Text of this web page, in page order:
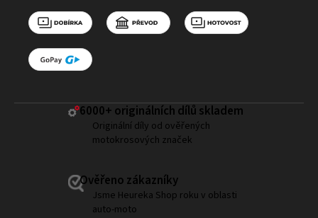
6000+ ​originálních dílů skladem
Originální díly od ověřených
motokrosových značek
Ověřeno zákazníky
Jsme Heureka Shop roku v oblasti
auto-moto